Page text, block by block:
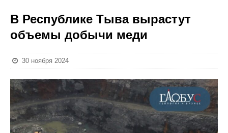
В Республике Тыва вырастут
объемы добычи меди
30 ноября 2024